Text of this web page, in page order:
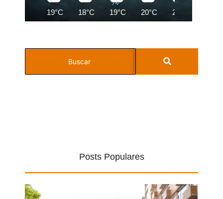
19°C 18°C 19°C 20°C 22°C
Posts Populares